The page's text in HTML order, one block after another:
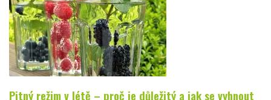
Pitný režim v létě – proč je důležitý a jak se vyhnout